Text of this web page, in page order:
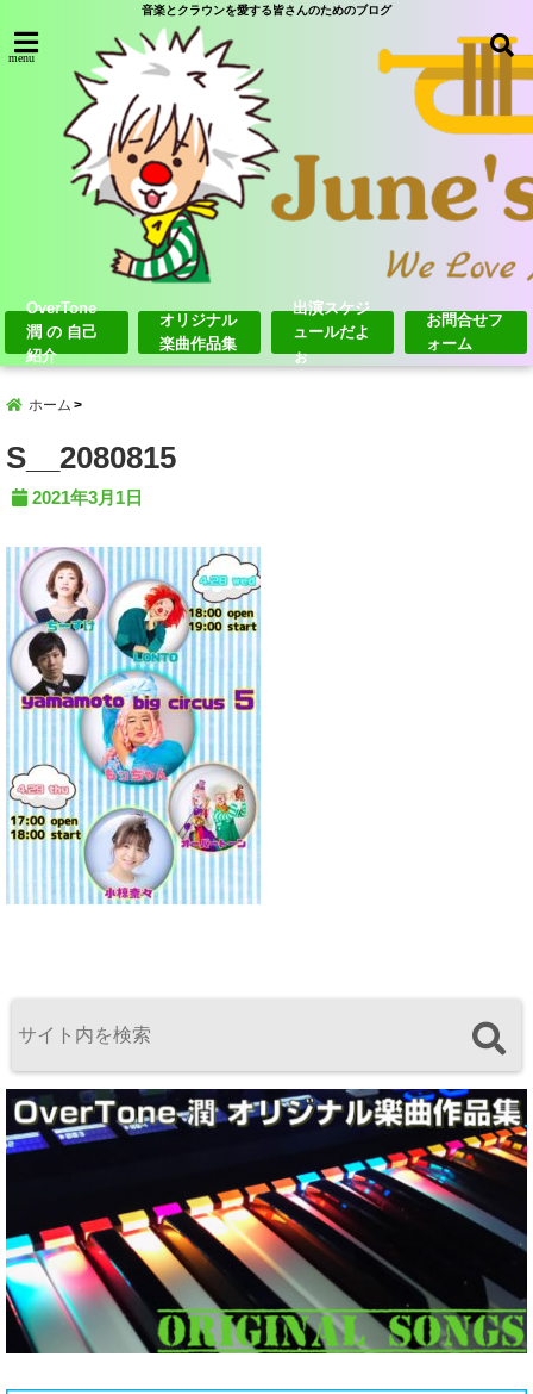
音楽とクラウンを愛する皆さんのためのブログ
menu
OverTone
潤 の 自己
紹介
オリジナル
楽曲作品集
出演スケジ
ュールだよ
ぉ
お問合せフ
ォーム
ホーム
S__2080815
2021年3月1日